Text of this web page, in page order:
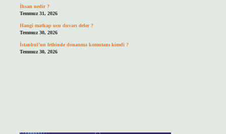
İhsan nedir ?
Temmuz 31, 2026
Hangi matkap ucu duvarı deler ?
Temmuz 30, 2026
İstanbul’un fethinde donanma komutanı kimdi ?
Temmuz 30, 2026